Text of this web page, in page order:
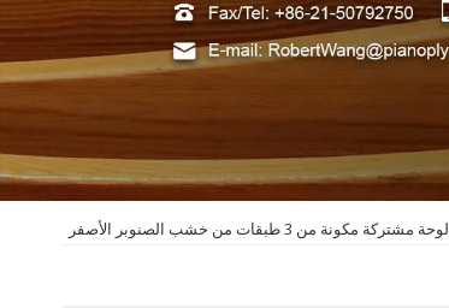
لوحة مشتركة مكونة من 3 طبقات من خشب الصنوبر الأصفر